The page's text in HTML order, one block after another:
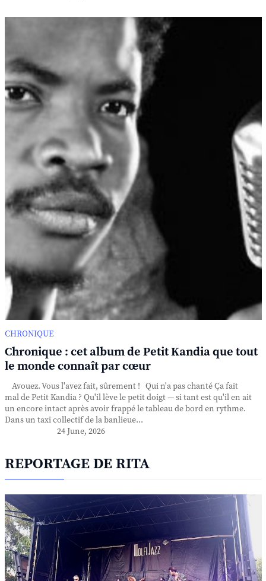
CHRONIQUE
Chronique : cet album de Petit Kandia que tout
le monde connaît par cœur
Avouez. Vous l'avez fait, sûrement ! Qui n'a pas chanté Ça fait
mal de Petit Kandia ? Qu'il lève le petit doigt — si tant est qu'il en ait
un encore intact après avoir frappé le tableau de bord en rythme.
Dans un taxi collectif de la banlieue...
24 June, 2026
REPORTAGE DE RITA